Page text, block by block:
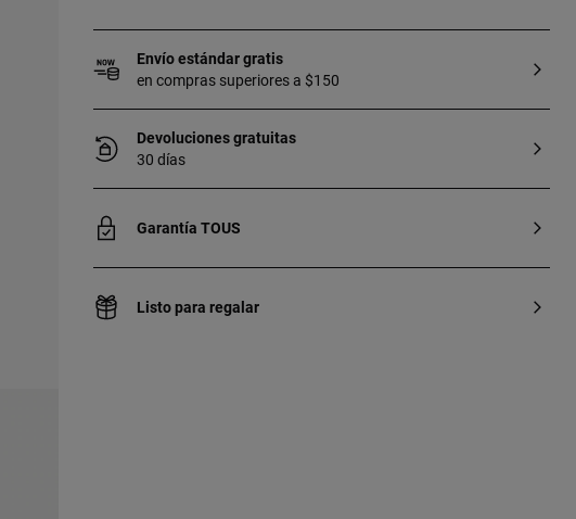
Envío estándar gratis
en compras superiores a $150
Devoluciones gratuitas
30 días
Garantía TOUS
Listo para regalar